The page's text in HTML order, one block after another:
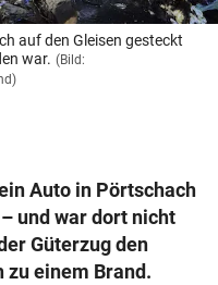
auf den Gleisen gesteckt
war. (Bild:
Auto in Pörtschach
und war dort nicht
Güterzug den
zu einem Brand.